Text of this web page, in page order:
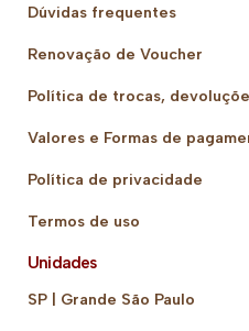
Dúvidas frequentes
Renovação de Voucher
Política de trocas,
Valores e Formas de
Política de privacidade
Termos de uso
Unidades
SP | Grande São Paulo